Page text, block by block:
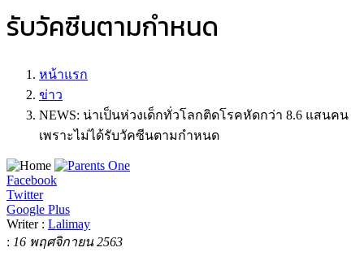
รับวัคซีนตามกำหนด
หน้าแรก
ข่าว
NEWS: น่าเป็นห่วงเด็กทั่วโลกติดโรคหัดกว่า 8.6 แสนคน
เพราะไม่ได้รับวัคซีนตามกำหนด
Facebook
Twitter
Google Plus
Writer : Lalimay
: 16 พฤศจิกายน 2563